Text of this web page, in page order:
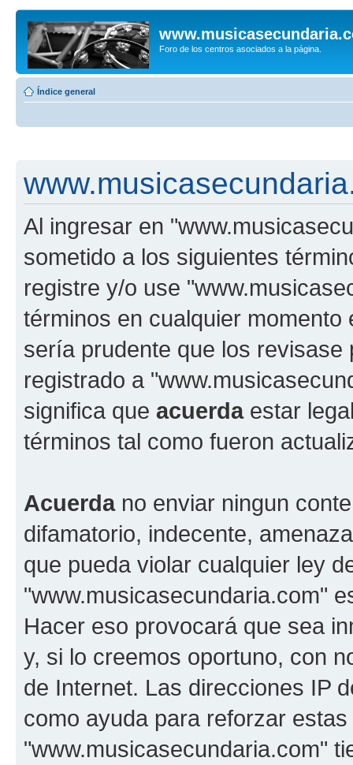
Foro de los centros asociados a la página.
Índice general
Al ingresar en
sometido a los siguientes
registre y/o use
términos en cualquier
sería prudente que los
registrado a
significa que acuerdaestar
términos tal como fueron
Acuerdano enviar ningun
difamatorio, indecente,
que pueda violar cualquier ley
"www.musicasecundaria.com"
Hacer eso provocará que sea
y, si lo creemos oportuno, con
de Internet. Las direcciones IP
como ayuda para reforzar
"www.musicasecundaria.com"